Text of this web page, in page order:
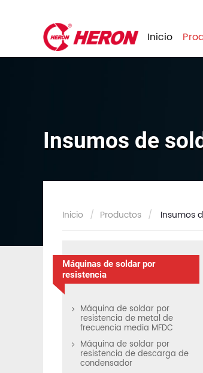
Inicio
Insumos de
Inicio Productos Insumos
Máquinas de soldar por
resistencia
Máquina de soldar por
resistencia de metal de
frecuencia media MFDC
Máquina de soldar por
resistencia de descarga de
condensador